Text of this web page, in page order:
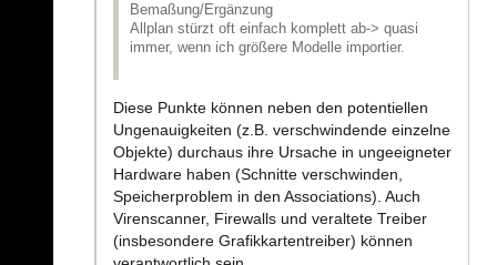
Bemaßung/Ergänzung
Allplan stürzt oft einfach komplett ab-> quasi
immer, wenn ich größere Modelle importier.
Diese Punkte können neben den potentiellen
Ungenauigkeiten (z.B. verschwindende einzelne
Objekte) durchaus ihre Ursache in ungeeigneter
Hardware haben (Schnitte verschwinden,
Speicherproblem in den Associations). Auch
Virenscanner, Firewalls und veraltete Treiber
(insbesondere Grafikkartentreiber) können